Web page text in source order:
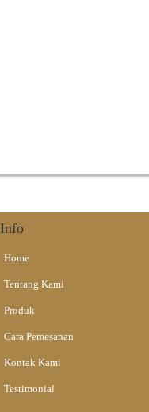
Info
Home
Tentang Kami
Produk
Cara Pemesanan
Kontak Kami
Testimonial